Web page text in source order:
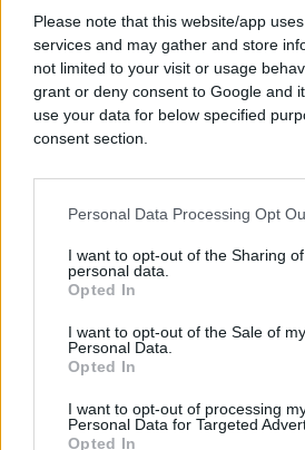
Please note that this website/app
services and may gather and store
not limited to your visit or usage
grant or deny consent to Google and
use your data for below specified
consent section.
Personal Data Processing Opt
I want to opt-out of the Sharing
personal data.
Opted In
I want to opt-out of the Sale of my
Personal Data.
Opted In
I want to opt-out of processing
Personal Data for Targeted
Opted In
poriču namjerno ciljanje civila.
poginulo, većinom civila
#Rusija #Ukrajina